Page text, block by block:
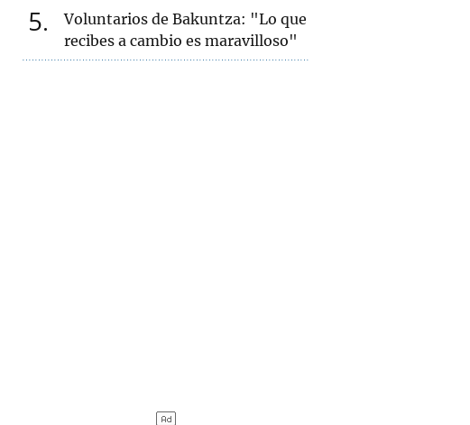
5
Voluntarios de Bakuntza: "Lo que
recibes a cambio es maravilloso"